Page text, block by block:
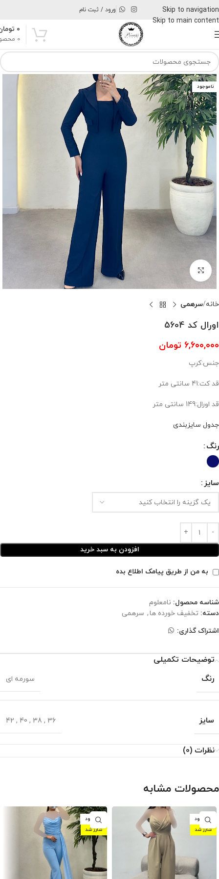
Skip to navigation
Skip to main content
ورود / ثبت نام
0
۰
ناموجود
بزرگنمایی تصویر
خانه سرهمی
اورال کد 5604
۶,۶۰۰,۰۰۰ تومان
جنس:کرپ
قد کت:41 سانتی متر
قد اورال:149 سانتی متر
جدول سایزبندی
رنگ
سایز
افزودن به سبد خرید
به من از طریق پیامک اطلاع بده
شناسه محصول: نامعلوم
دسته: تخفیف خورده ها, سرهمی
اشتراک گذاری:
توضیحات تکمیلی
رنگ
سورمه ای
سایز 36
,
38
,
40
,
42
نظرات (0)
محصولات مشابه
ناموجود
شارژ شد
ناموجود
شارژ شد